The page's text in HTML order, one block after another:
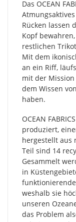
Das OCEAN
Rücken lassen
Kopf
restlichen
Mit dem
an ein Riff,
mit der Mission
dem Wissen
haben.
OCEAN
produziert,
hergestellt aus
Teil sind 14
Gesammelt
in
weshalb sie
unseren
das Problem